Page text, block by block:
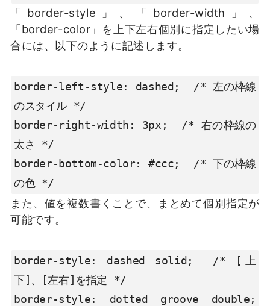
「border-style」、「border-width」、
「border-color」を上下左右個別に指定したい場
合には、以下のように記述します。
border-left-style: dashed;  /* 左の枠線
のスタイル */
border-right-width: 3px;  /* 右の枠線の
太さ */
border-bottom-color: #ccc;  /* 下の枠線
の色 */
また、値を複数書くことで、まとめて個別指定が
可能です。
border-style: dashed solid;  /* [上
下]、[左右]を指定 */
border-style: dotted groove double;